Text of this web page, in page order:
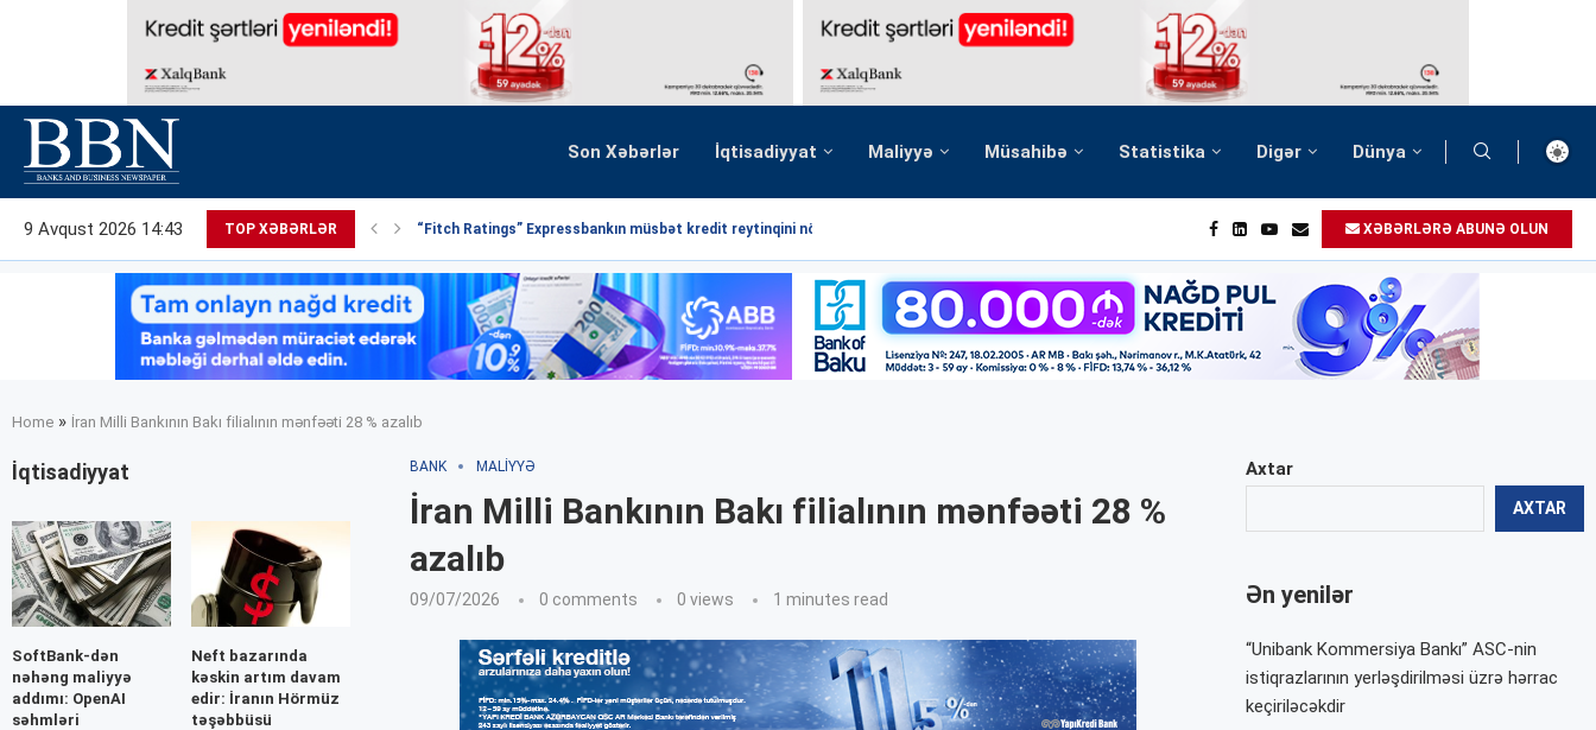
Son Xəbərlər İqtisadiyyat Maliyyə Müsahibə Statistika Digər Dünya
9 Avqust 2026 14:43 TOP XƏBƏRLƏR “Fitch Ratings” Expressbankın müsbət kredit reytinqini növbəti dəfə... XƏBƏRLƏRƏ ABUNƏ OLUN
Home » İran Milli Bankının Bakı filialının mənfəəti 28 % azalıb
BANK MALIYYƏ
İran Milli Bankının Bakı filialının mənfəəti 28 %
azalıb
09/07/2026 0 comments 0 views 1 minutes read
Axtar
AXTAR
Ən yenilər
“Unibank Kommersiya Bankı” ASC-nin
istiqrazlarının yerləşdirilməsi üzrə hərrac
keçiriləcəkdir
İqtisadiyyat
SoftBank-dən
nəhəng maliyyə
addımı: OpenAI
səhmləri
Neft bazarında
kəskin artım davam
edir: İranın Hörmüz
təşəbbüsü